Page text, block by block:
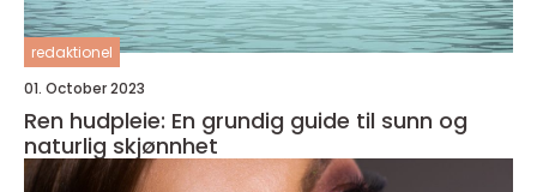
redaktionel
01. October 2023
Ren hudpleie: En grundig guide til sunn og
naturlig skjønnhet